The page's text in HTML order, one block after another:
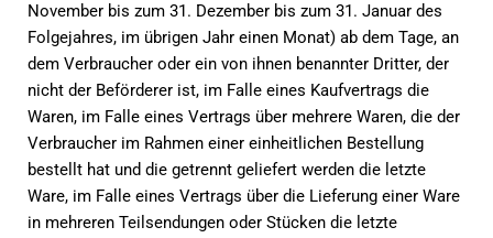
November bis zum 31. Dezember bis zum 31. Januar des
Folgejahres, im übrigen Jahr einen Monat) ab dem Tage, an
dem Verbraucher oder ein von ihnen benannter Dritter, der
nicht der Beförderer ist, im Falle eines Kaufvertrags die
Waren, im Falle eines Vertrags über mehrere Waren, die der
Verbraucher im Rahmen einer einheitlichen Bestellung
bestellt hat und die getrennt geliefert werden die letzte
Ware, im Falle eines Vertrags über die Lieferung einer Ware
in mehreren Teilsendungen oder Stücken die letzte